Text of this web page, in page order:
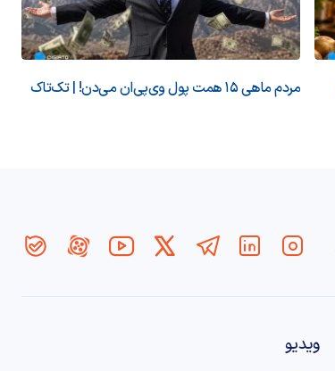
مردم ماهی ۱۵ همت پول وی‌پی‌ان می‌دن! | تک‌تاک
ویدیو